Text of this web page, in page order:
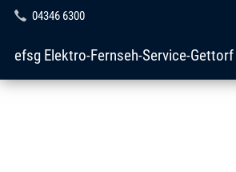
04346 6300
efsg Elektro-Fernseh-Service-Gettorf